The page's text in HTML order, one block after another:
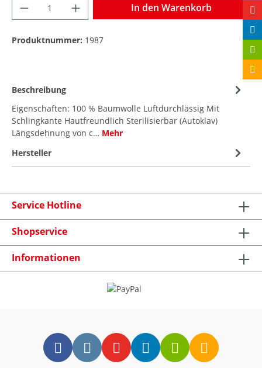
In den Warenkorb
Produktnummer: 1987
Beschreibung
Eigenschaften: 100 % Baumwolle Luftdurchlässig Mit
Schlingkante Hautfreundlich Sterilisierbar (Autoklav)
Längsdehnung von c… Mehr
Hersteller
Service Hotline
Shopservice
Informationen